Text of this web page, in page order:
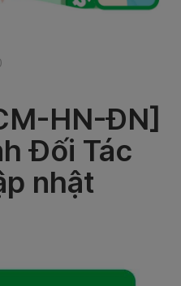
HN-ĐN]
Đối Tác
nhật